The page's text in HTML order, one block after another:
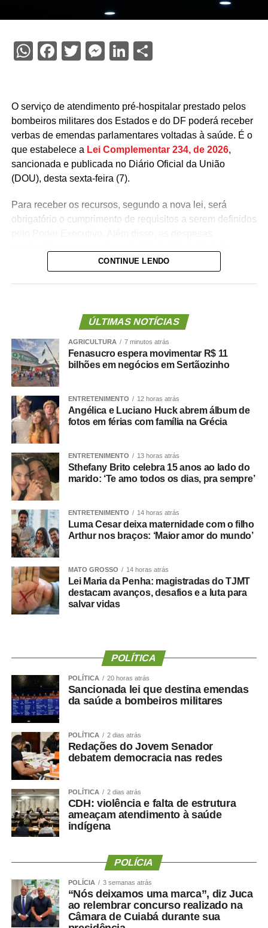
WhatsApp
Facebook
TwitterMessenger
LinkedIn
O serviço de atendimento pré-hospitalar prestado pelos
bombeiros militares dos Estados e do DF poderá receber
verbas de emendas parlamentares voltadas à saúde. É o
que estabelece a Lei Complementar 234, de 2026,
sancionada e publicada no Diário Oficial da União
(DOU), desta sexta-feira (7).
Para receber os recursos, segundo a nova lei, será
obrigatório o cumprimento de requisitos a serem definidos
A lei proíbe o uso dessas emendas para pagamento de
não seja relativo ao atendimento pré-hospitalar.
Com origem noProjeto de Lei Complementar (PLP)
18/2021, de autoria do deputado Guilherme Derrite (PP-
SP), a matéria foi
aprovada no Senado em julho
ano, com parecer favorável do senador Nelsinho Trad
(PSD-MS).
Agência Senado (Reprodução autorizada mediante
citação da Agência Senado)
Fonte:Agência Senado
COMENTE ABAIXO:
WhatsApp
Facebook
Twitter
Messenger
LinkedIn
Share
CONTINUE LENDO
ÚLTIMAS NOTÍCIAS
AGRICULTURA 7 minutos atrás
Fenasucro espera movimentar R$ 11
bilhões em negócios em Sertãozinho
ENTRETENIMENTO 12 horas atrás
Angélica e Luciano Huck abrem álbum de
fotos em férias com família na Grécia
ENTRETENIMENTO 13 horas atrás
Sthefany Brito celebra 15 anos ao lado do
marido: ‘Te amo todos os dias, pra sempre’
ENTRETENIMENTO 14 horas atrás
Luma Cesar deixa maternidade com o filho
Arthur nos braços: ‘Maior amor do mundo’
MATO GROSSO 14 horas atrás
Lei Maria da Penha: magistradas do TJMT
destacam avanços, desafios e a luta para
salvar vidas
POLÍTICA
POLÍTICA 20 horas atrás
Sancionada lei que destina emendas
da saúde a bombeiros militares
POLÍTICA 2 dias atrás
Redações do Jovem Senador
debatem democracia nas redes
POLÍTICA 2 dias atrás
CDH: violência e falta de estrutura
ameaçam atendimento à saúde
indígena
POLÍCIA
POLÍCIA 3 semanas atrás
“Nós deixamos uma marca”, diz Juca
ao relembrar concurso realizado na
Câmara de Cuiabá durante sua